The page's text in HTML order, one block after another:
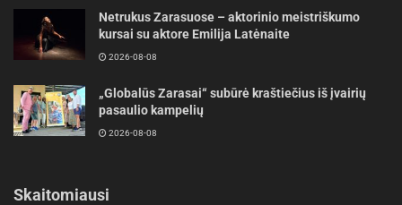
Netrukus Zarasuose – aktorinio meistriškumo
kursai su aktore Emilija Latėnaite
2026-08-08
„Globalūs Zarasai“ subūrė kraštiečius iš įvairių
pasaulio kampelių
2026-08-08
Skaitomiausi